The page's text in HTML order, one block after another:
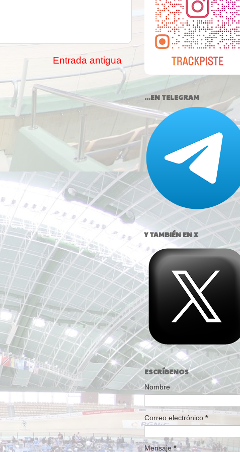
Entrada antigua
...EN TELEGRAM
Y TAMBIÉN EN X
ESCRÍBENOS
Nombre
Correo electrónico *
Mensaje*